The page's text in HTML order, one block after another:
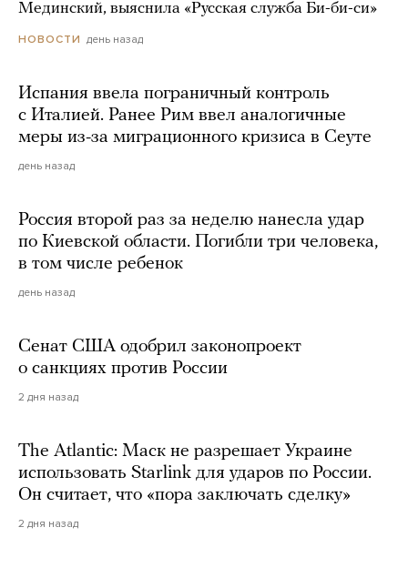
Мединский, выяснила «Русская служба Би-би-си»
НОВОСТИ день назад
Испания ввела пограничный контроль
с Италией. Ранее Рим ввел аналогичные
меры из-за миграционного кризиса в Сеуте
день назад
Россия второй раз за неделю нанесла удар
по Киевской области. Погибли три человека,
в том числе ребенок
день назад
Сенат США одобрил законопроект
о санкциях против России
2 дня назад
The Atlantic: Маск не разрешает Украине
использовать Starlink для ударов по России.
Он считает, что «пора заключать сделку»
2 дня назад